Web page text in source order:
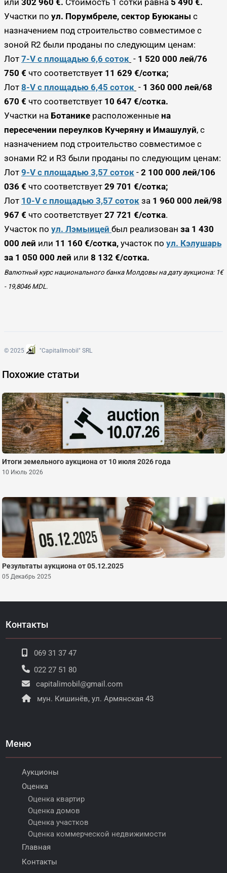
Похожие статьи
Итоги земельного аукциона от 10 июля 2026 года
10 Июль 2026
Результаты аукциона от 05.12.2025
05 Декабрь 2025
или 302 960 €. Стоимость 1 сотки равна 5 490 €.
Участки по ул. Порумбреле, сектор Буюканы с
назначением под строительство совместимое с
зоной R2 были проданы по следующим ценам:
Лот 7-V с площадью 6,6 соток - 1 520 000 лей/76
750 € что соответствует 11 629 €/сотка;
Лот 8-V с площадью 6,45 соток - 1 360 000 лей/68
670 € что соответствует 10 647 €/сотка.
Участки на Ботанике расположенные на
пересечении переулков Кучеряну и Имашулуй, с
назначением под строительство совместимое с
зонами R2 и R3 были проданы по следующим ценам:
Лот 9-V с площадью 3,57 соток - 2 100 000 лей/106
036 € что соответствует 29 701 €/сотка;
Лот 10-V с площадью 3,57 соток за 1 960 000 лей/98
967 € что соответствует 27 721 €/сотка.
Участок по ул. Лэмыицей был реализован за 1 430
000 лей или 11 160 €/сотка, участок по ул. Кэлушарь
за 1 050 000 лей или 8 132 €/сотка.
Валютный курс национального банка Молдовы на дату аукциона: 1€
- 19,8046 MDL.
© 2025 "CapitalImobil" SRL
Контакты
069 31 37 47
022 27 51 80
capitalimobil@gmail.com
мун. Кишинёв, ул. Армянская 43
Меню
Аукционы
Оценка
Оценка квартир
Оценка домов
Оценка участков
Оценка коммерческой недвижимости
Главная
Контакты